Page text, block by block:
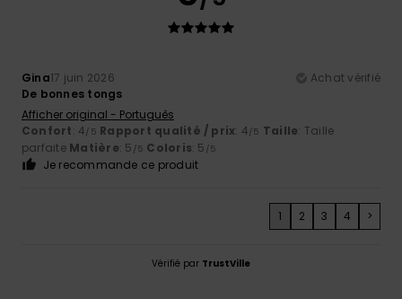
Gina17 juin 2026
Achat vérifié
De bonnes tongs
Afficher original - Português
Confort: 4/5 Rapport qualité / prix: 4/5 Taille: Taille
parfaite Matière: 5 /5 Coloris: 5 /5
Je recommande ce produit
1 2 3 4 >
Vérifié par TrustVille